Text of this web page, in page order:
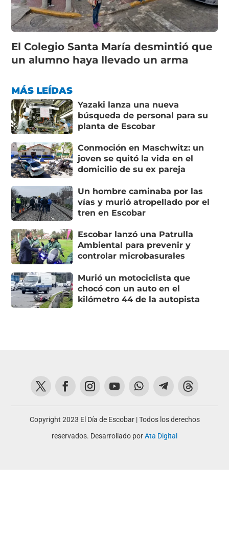
El Colegio Santa María desmintió que
un alumno haya llevado un arma
MÁS LEÍDAS
Yazaki lanza una nueva
búsqueda de personal para su
planta de Escobar
Conmoción en Maschwitz: un
joven se quitó la vida en el
domicilio de su ex pareja
Un hombre caminaba por las
vías y murió atropellado por el
tren en Escobar
Escobar lanzó una Patrulla
Ambiental para prevenir y
controlar microbasurales
Murió un motociclista que
chocó con un auto en el
kilómetro 44 de la autopista
Copyright 2023 El Día de Escobar | Todos los derechos
reservados. Desarrollado porAta Digital